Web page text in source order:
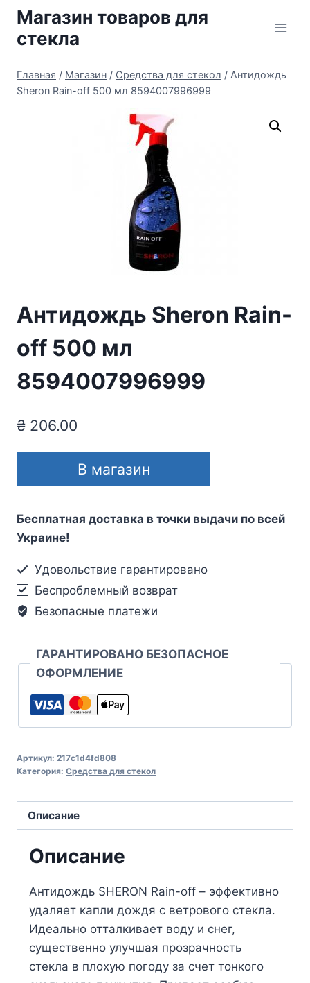
Перейти
содержимому
Магазин товаров для
стекла
Главная / Магазин / Средства для стекол / Антидождь
Sheron Rain-off 500 мл 8594007996999
Антидождь Sheron Rain-
off 500 мл
8594007996999
₴ 206.00
В магазин
Бесплатная доставка в точки выдачи по всей
Украине!
Удовольствие гарантировано
Беспроблемный возврат
Безопасные платежи
ГАРАНТИРОВАНО БЕЗОПАСНОЕ
ОФОРМЛЕНИЕ
Артикул: 217c1d4fd808
Категория: Средства для стекол
Описание
Описание
Антидождь SHERON Rain-off – эффективно
удаляет капли дождя с ветрового стекла.
Идеально отталкивает воду и снег,
существенно улучшая прозрачность
стекла в плохую погоду за счет тонкого